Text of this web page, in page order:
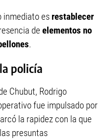
inmediato es restablecer
de elementos no
.
policía
Chubut, Rodrigo
fue impulsado por
la rapidez con la que
presuntas